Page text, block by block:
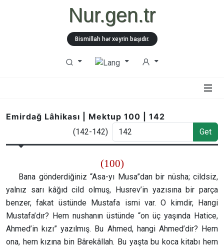
Nur.gen.tr
Bismillah hər xeyrin başıdır.
Emirdağ Lâhikası | Mektup 100 | 142
(142-142) Get
(100)
Bana gönderdiğiniz “Asa-yı Musa”dan bir nüsha; cildsiz,
yalnız sarı kâğıd cild olmuş, Husrev’in yazısına bir parça
benzer, fakat üstünde Mustafa ismi var. O kimdir, Hangi
Mustafa’dır? Hem nushanın üstünde “on üç yaşında Hatice,
Ahmed’in kızı” yazılmış. Bu Ahmed, hangi Ahmed’dir? Hem
ona, hem kızına bin Bârekâllah. Bu yaşta bu koca kitabı hem